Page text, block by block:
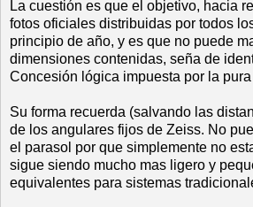
La cuestión es que el objetivo, hacia
fotos oficiales distribuidas por todos
principio de año, y es que no puede
dimensiones contenidas, seña de
Concesión lógica impuesta por la
Su forma recuerda (salvando las
de los angulares fijos de Zeiss. No
el parasol por que simplemente no
sigue siendo mucho mas ligero y
equivalentes para sistemas